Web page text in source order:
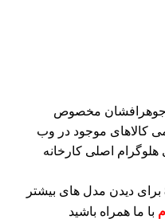
مخصوص
کالاهای موجود در وب
هلوگرام اصلی کارخانه
برای دیدن مدل های بیشتر
با ما همراه باشید